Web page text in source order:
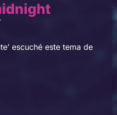
escuché este tema de